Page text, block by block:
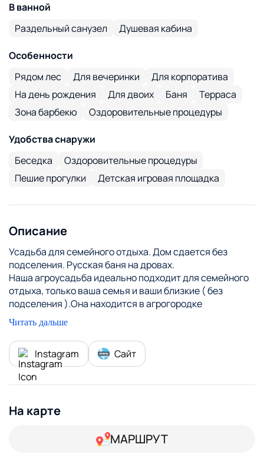
В ванной
Раздельный санузел
Душевая кабина
Особенности
Рядом лес
Для вечеринки
Для корпоратива
На день рождения
Для двоих Баня
Терраса
Зона барбекю
Оздоровительные процедуры
Удобства снаружи
Беседка
Оздоровительные процедуры
Пешие прогулки
Детская игровая площадка
Описание
Усадьба для семейного отдыха. Дом сдается без
подселения. Русская баня на дровах.
Наша агроусадьба идеально подходит для семейного
отдыха, только ваша семья и ваши близкие ( без
подселения ).Она находится в агрогородке
Дмитровичи Каменецкого р-на и располагает баней,
игровой детской площадкой с домиком, качелями ,
песочницей, спортивными тренажерами, бассейном и
батутом, а также зоной барбекю, тандыром, крытой
террасой с садовой мебелью. На территории -
бесплатная парковка.
пуща, до Музея природы- 9 км. В агрогородке есть
промышленный и продовольственные магазины,
больница, аптека , почта, отделение банка и церковь.
Дом располагает тремя спальнями, гостинной, кухней
Читать дальше
Instagram Сайт
На карте
МАРШРУТ